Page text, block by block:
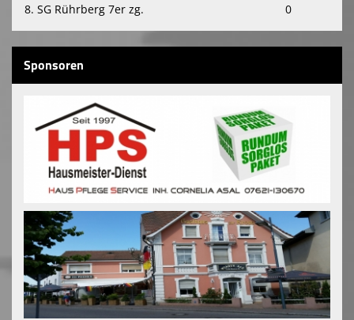
8. SG Rührberg 7er zg.
0
Sponsoren